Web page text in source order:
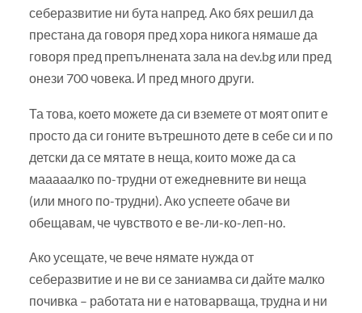
себеразвитие ни бута напред. Ако бях решил да
престана да говоря пред хора никога нямаше да
говоря пред препълнената зала на dev.bg или пред
онези 700 човека. И пред много други.
Та това, което можете да си вземете от моят опит е
просто да си гоните вътрешното дете в себе си и по
детски да се мятате в неща, които може да са
мааааалко по-трудни от ежедневните ви неща
(или много по-трудни). Ако успеете обаче ви
обещавам, че чувството е ве-ли-ко-леп-но.
Ако усещате, че вече нямате нужда от
себеразвитие и не ви се заниамва си дайте малко
почивка – работата ни е натоварваща, трудна и ни